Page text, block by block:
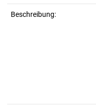
Beschreibung: